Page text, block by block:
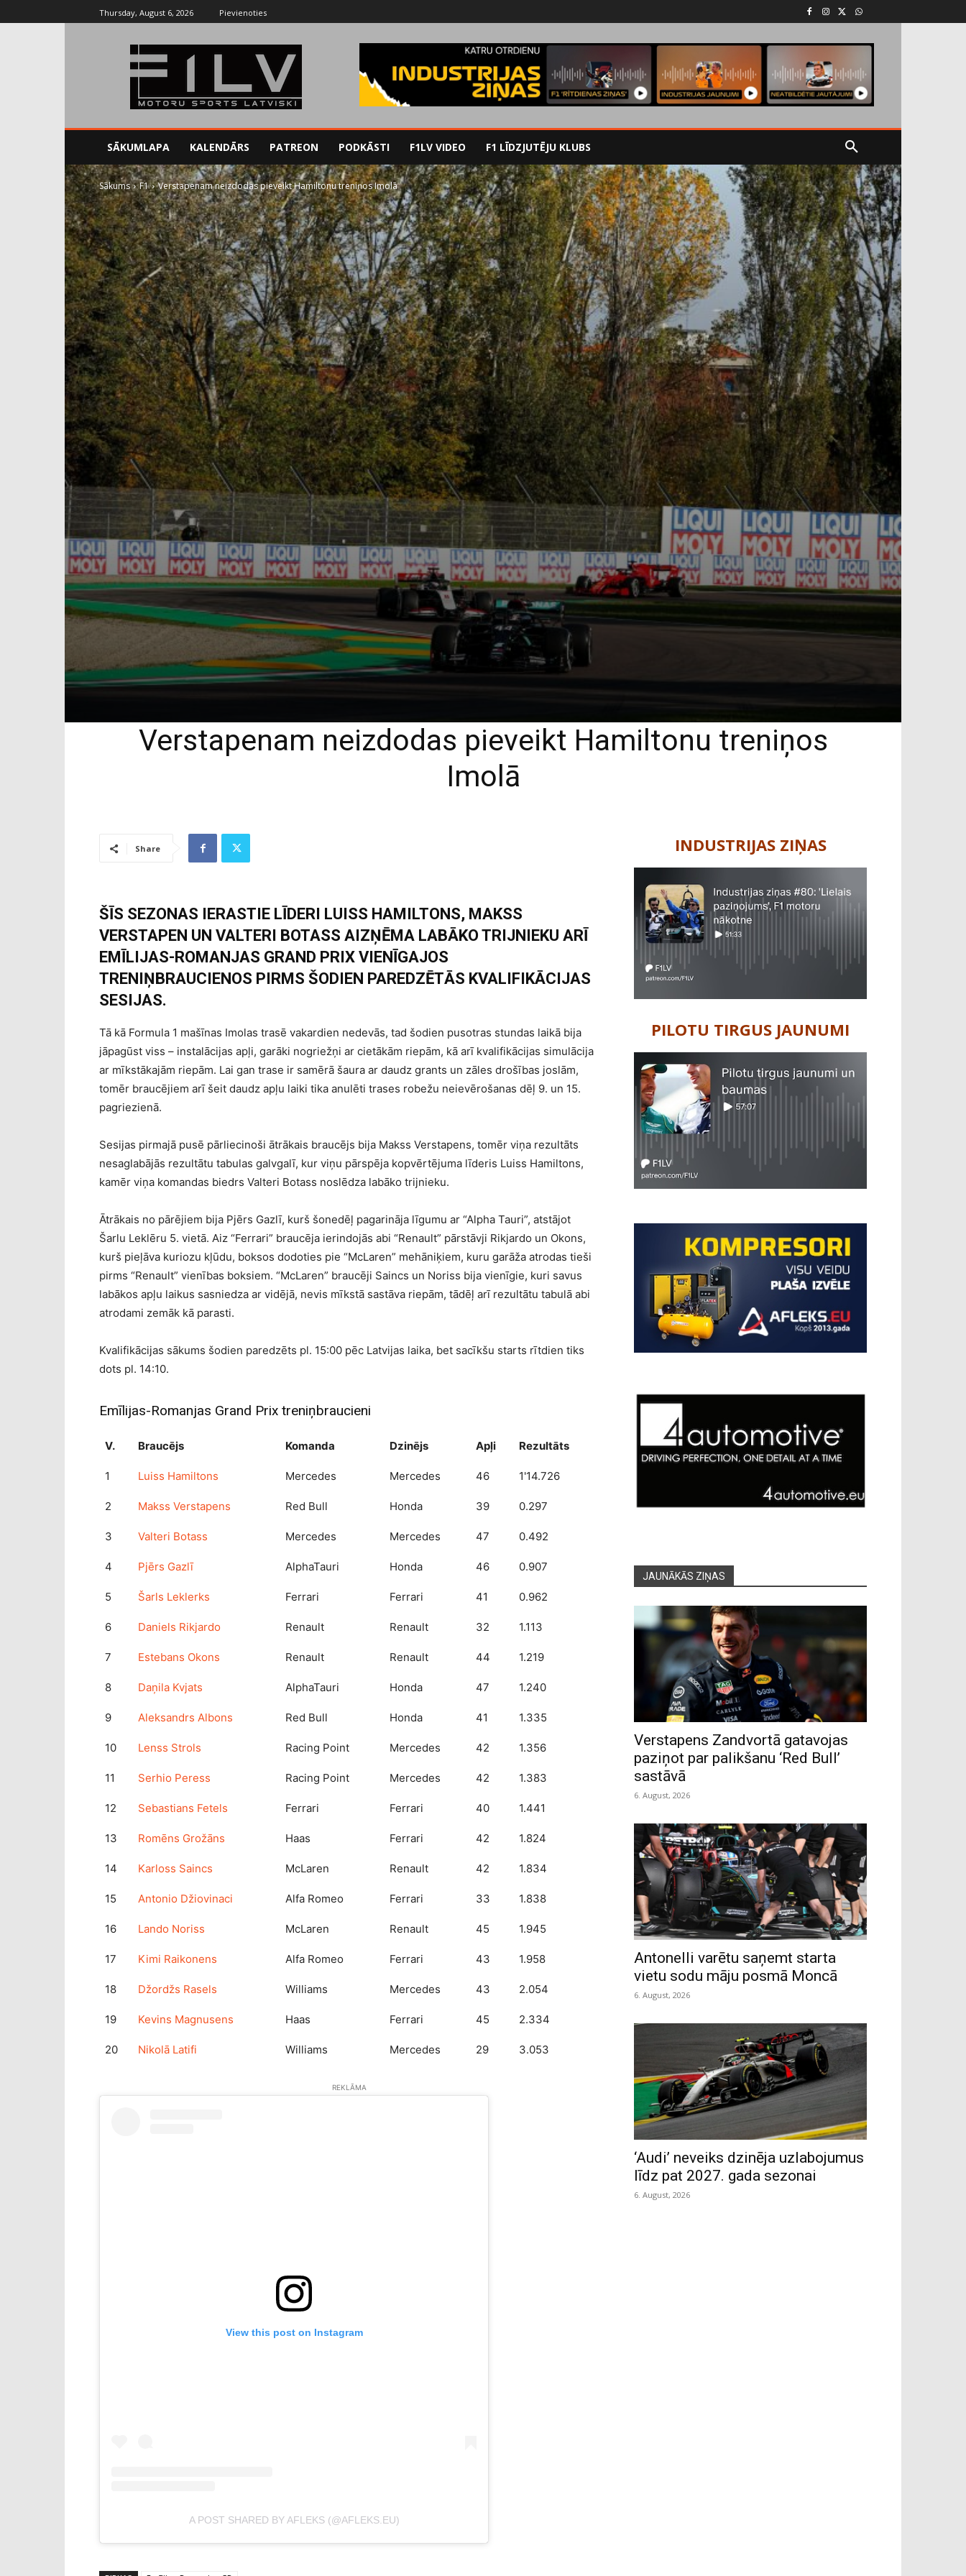
Thursday, August 6, 2026 Pievienoties
SĀKUMLAPA KALENDĀRS PATREON PODKĀSTI F1LV VIDEO F1 LĪDZJUTĒJU KLUBS
Sākums F1 Verstapenam neizdodas pieveikt Hamiltonu treniņos Imolā
Verstapenam neizdodas pieveikt Hamiltonu treniņos
Imolā
Share
ŠĪS SEZONAS IERASTIE LĪDERI LUISS HAMILTONS, MAKSS
VERSTAPEN UN VALTERI BOTASS AIZŅĒMA LABĀKO TRIJNIEKU ARĪ
EMĪLIJAS-ROMANJAS GRAND PRIX VIENĪGAJOS
TRENIŅBRAUCIENOS PIRMS ŠODIEN PAREDZĒTĀS KVALIFIKĀCIJAS
SESIJAS.
Tā kā Formula 1 mašīnas Imolas trasē vakardien nedevās, tad šodien pusotras stundas laikā bija
jāpagūst viss – instalācijas apļi, garāki nogriežņi ar cietākām riepām, kā arī kvalifikācijas simulācija
ar mīkstākajām riepām. Lai gan trase ir samērā šaura ar daudz grants un zāles drošības joslām,
tomēr braucējiem arī šeit daudz apļu laiki tika anulēti trases robežu neievērošanas dēļ 9. un 15.
pagriezienā.
Sesijas pirmajā pusē pārliecinoši ātrākais braucējs bija Makss Verstapens, tomēr viņa rezultāts
nesaglabājās rezultātu tabulas galvgalī, kur viņu pārspēja kopvērtējuma līderis Luiss Hamiltons,
kamēr viņa komandas biedrs Valteri Botass noslēdza labāko trijnieku.
Ātrākais no pārējiem bija Pjērs Gazlī, kurš šonedēļ pagarināja līgumu ar “Alpha Tauri”, atstājot
Šarlu Leklēru 5. vietā. Aiz “Ferrari” braucēja ierindojās abi “Renault” pārstāvji Rikjardo un Okons,
kurš pieļāva kuriozu kļūdu, boksos dodoties pie “McLaren” mehāniķiem, kuru garāža atrodas tieši
pirms “Renault” vienības boksiem. “McLaren” braucēji Saincs un Noriss bija vienīgie, kuri savus
labākos apļu laikus sasniedza ar vidējā, nevis mīkstā sastāva riepām, tādēļ arī rezultātu tabulā abi
atrodami zemāk kā parasti.
Kvalifikācijas sākums šodien paredzēts pl. 15:00 pēc Latvijas laika, bet sacīkšu starts rītdien tiks
dots pl. 14:10.
Emīlijas-Romanjas Grand Prix treniņbraucieni
V. Braucējs Komanda Dzinējs Apļi Rezultāts
1 Luiss Hamiltons Mercedes Mercedes 46 1'14.726
2 Makss Verstapens Red Bull Honda 39 0.297
3 Valteri Botass Mercedes Mercedes 47 0.492
4 Pjērs Gazlī AlphaTauri Honda 46 0.907
5 Šarls Leklerks Ferrari Ferrari 41 0.962
6 Daniels Rikjardo Renault Renault 32 1.113
7 Estebans Okons Renault Renault 44 1.219
8 Daņila Kvjats AlphaTauri Honda 47 1.240
9 Aleksandrs Albons Red Bull Honda 41 1.335
10 Lenss Strols Racing Point Mercedes 42 1.356
11 Serhio Peress Racing Point Mercedes 42 1.383
12 Sebastians Fetels Ferrari Ferrari 40 1.441
13 Romēns Grožāns Haas Ferrari 42 1.824
14 Karloss Saincs McLaren Renault 42 1.834
15 Antonio Džiovinaci Alfa Romeo Ferrari 33 1.838
16 Lando Noriss McLaren Renault 45 1.945
17 Kimi Raikonens Alfa Romeo Ferrari 43 1.958
18 Džordžs Rasels Williams Mercedes 43 2.054
19 Kevins Magnusens Haas Ferrari 45 2.334
20 Nikolā Latifi Williams Mercedes 29 3.053
REKLĀMA
View this post on Instagram
A POST SHARED BY AFLEKS (@AFLEKS.EU)
INDUSTRIJAS ZIŅAS
PILOTU TIRGUS JAUNUMI
JAUNĀKĀS ZIŅAS
Verstapens Zandvortā gatavojas
paziņot par palikšanu ‘Red Bull’
sastāvā
6. August, 2026
Antonelli varētu saņemt starta
vietu sodu māju posmā Moncā
6. August, 2026
‘Audi’ neveiks dzinēja uzlabojumus
līdz pat 2027. gada sezonai
6. August, 2026